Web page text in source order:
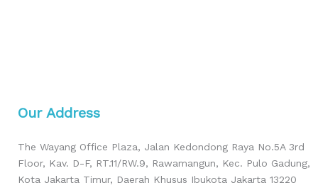
Our Address
The Wayang Office Plaza, Jalan Kedondong Raya No.5A 3rd
Floor, Kav. D-F, RT.11/RW.9, Rawamangun, Kec. Pulo Gadung,
Kota Jakarta Timur, Daerah Khusus Ibukota Jakarta 13220